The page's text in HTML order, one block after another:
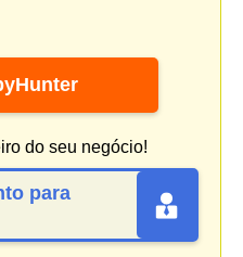
do seu negócio!
para